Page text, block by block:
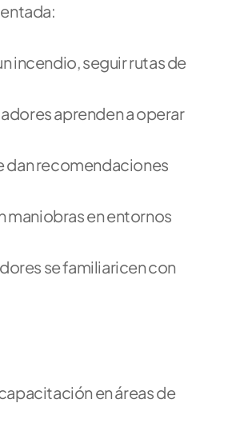
incendio, seguir rutas de
aprenden a operar
dan recomendaciones
maniobras en entornos
se familiaricen con
en áreas de